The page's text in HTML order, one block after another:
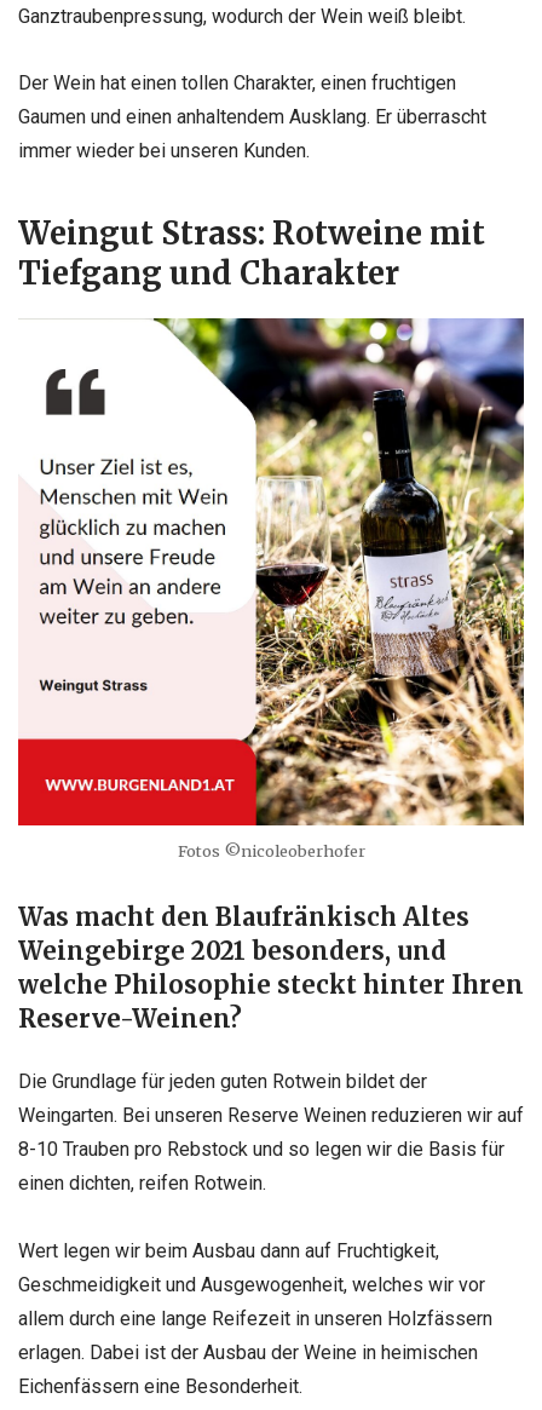
Ganztraubenpressung, wodurch der Wein weiß bleibt.
Der Wein hat einen tollen Charakter, einen fruchtigen
Gaumen und einen anhaltendem Ausklang. Er überrascht
immer wieder bei unseren Kunden.
Weingut Strass: Rotweine mit
Tiefgang und Charakter
Fotos ©nicoleoberhofer
Was macht den Blaufränkisch Altes
Weingebirge 2021 besonders, und
welche Philosophie steckt hinter Ihren
Reserve-Weinen?
Die Grundlage für jeden guten Rotwein bildet der
Weingarten. Bei unseren Reserve Weinen reduzieren wir auf
8-10 Trauben pro Rebstock und so legen wir die Basis für
einen dichten, reifen Rotwein.
Wert legen wir beim Ausbau dann auf Fruchtigkeit,
Geschmeidigkeit und Ausgewogenheit, welches wir vor
allem durch eine lange Reifezeit in unseren Holzfässern
erlagen. Dabei ist der Ausbau der Weine in heimischen
Eichenfässern eine Besonderheit.